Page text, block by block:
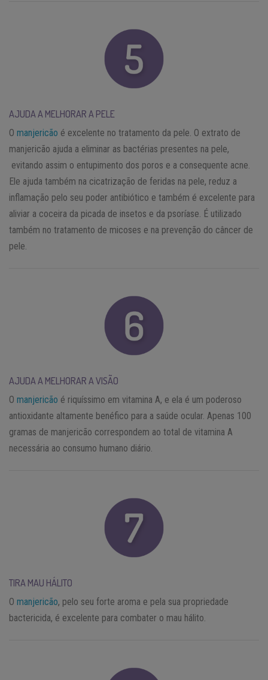
AJUDA A MELHORAR A PELE
O manjericão é excelente no tratamento da pele. O extrato de
manjericão ajuda a eliminar as bactérias presentes na pele,
evitando assim o entupimento dos poros e a consequente acne.
Ele ajuda também na cicatrização de feridas na pele, reduz a
inflamação pelo seu poder antibiótico e também é excelente para
aliviar a coceira da picada de insetos e da psoríase. É utilizado
também no tratamento de micoses e na prevenção do câncer de
pele.
AJUDA A MELHORAR A VISÃO
O manjericão é riquíssimo em vitamina A, e ela é um poderoso
antioxidante altamente benéfico para a saúde ocular. Apenas 100
gramas de manjericão correspondem ao total de vitamina A
necessária ao consumo humano diário.
TIRA MAU HÁLITO
O manjericão, pelo seu forte aroma e pela sua propriedade
bactericida, é excelente para combater o mau hálito.